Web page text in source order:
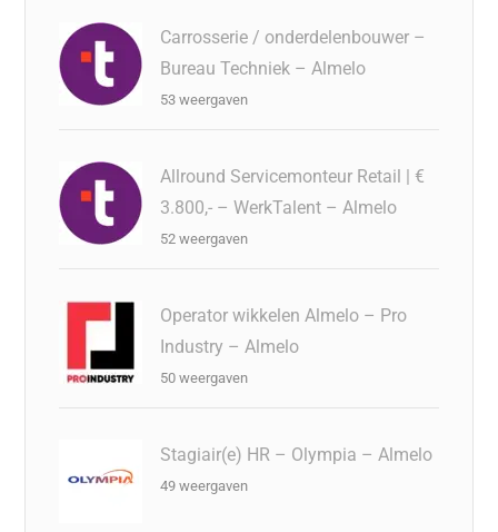
Carrosserie / onderdelenbouwer –
Bureau Techniek – Almelo
53 weergaven
Allround Servicemonteur Retail | €
3.800,- – WerkTalent – Almelo
52 weergaven
Operator wikkelen Almelo – Pro
Industry – Almelo
50 weergaven
Stagiair(e) HR – Olympia – Almelo
49 weergaven